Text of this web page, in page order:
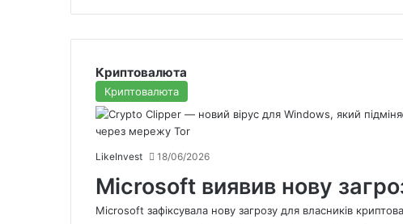
Криптовалюта
Криптовалюта
LikeInvest 18/06/2026
Microsoft виявив нову
Microsoft зафіксувала нову загрозу для власників